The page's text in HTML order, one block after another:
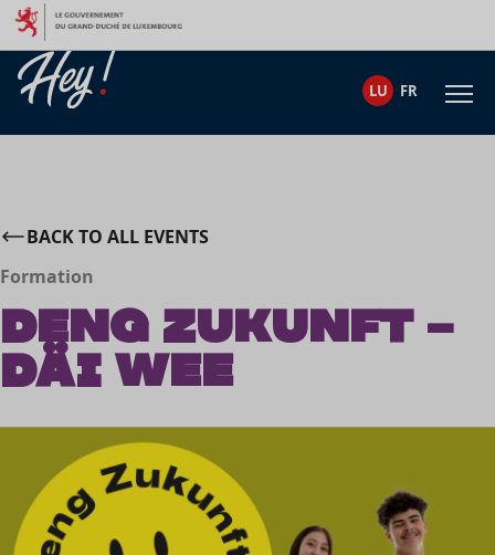
Skip to content
LU FR
BACK TO ALL EVENTS
Formation
Deng zukunft –
Däi Wee